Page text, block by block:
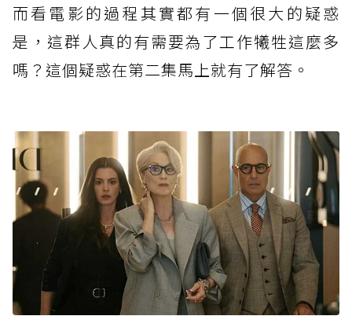
而看電影的過程其實都有一個很大的疑惑
是，這群人真的有需要為了工作犧牲這麼多
嗎？這個疑惑在第二集馬上就有了解答。